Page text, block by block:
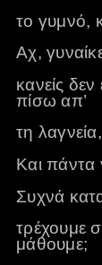
το γυμνό,
Αχ,
κανείς
πίσω απ’
τη
Και πάντα
Συχνά
τρέχουμε
μάθουμε;